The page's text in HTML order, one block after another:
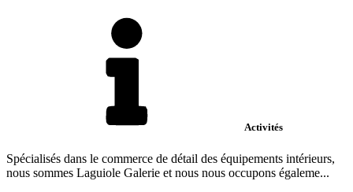
Activités
Spécialisés dans le commerce de détail des équipements intérieurs,
nous sommes Laguiole Galerie et nous nous occupons égaleme...